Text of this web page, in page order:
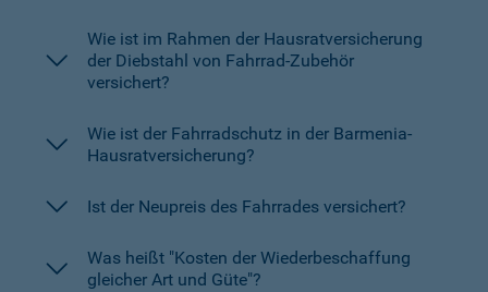
Wie ist im Rahmen der Hausratversicherung
der Diebstahl von Fahrrad-Zubehör
versichert?
Wie ist der Fahrradschutz in der Barmenia-
Hausratversicherung?
Ist der Neupreis des Fahrrades versichert?
Was heißt "Kosten der Wiederbeschaffung
gleicher Art und Güte"?